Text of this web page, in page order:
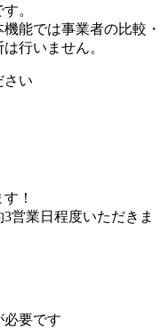
。
能では事業者の比較・
行いません。
さい
！
営業日程度いただきま
必要です